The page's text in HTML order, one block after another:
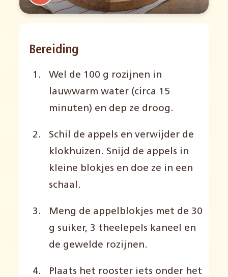
Bereiding
Wel de 100 g rozijnen in
lauwwarm water (circa 15
minuten) en dep ze droog.
Schil de appels en verwijder de
klokhuizen. Snijd de appels in
kleine blokjes en doe ze in een
schaal.
Meng de appelblokjes met de 30
g suiker, 3 theelepels kaneel en
de gewelde rozijnen.
Plaats het rooster iets onder het